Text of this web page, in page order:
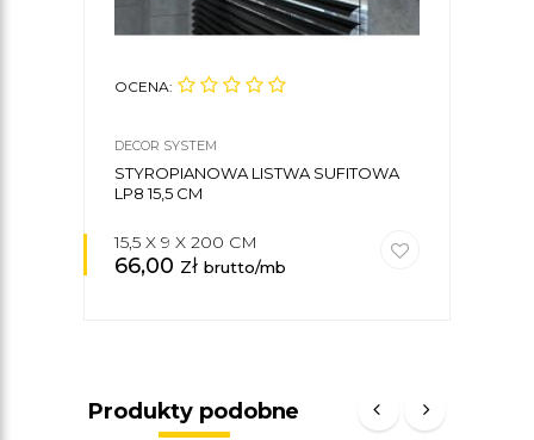
OCENA:
DECOR SYSTEM
STYROPIANOWA LISTWA SUFITOWA
LP8 15,5 CM
15,5 X 9 X 200 CM
66,00 zł brutto/mb
Produkty podobne